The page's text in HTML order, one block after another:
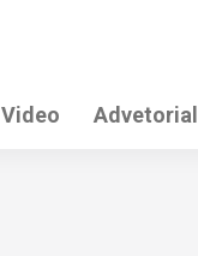
Video Advetorial